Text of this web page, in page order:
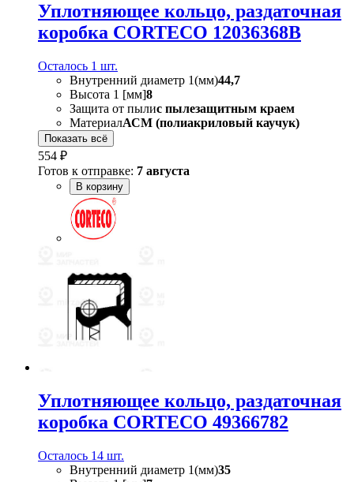
Уплотняющее кольцо, раздаточная
коробка CORTECO 12036368B
Осталось 1 шт.
Внутренний диаметр 1(мм)44,7
Высота 1 [мм]8
Защита от пылис пылезащитным краем
МатериалАСМ (полиакриловый каучук)
Показать всё
554 ₽
Готов к отправке: 7 августа
В корзину
Уплотняющее кольцо, раздаточная
коробка CORTECO 49366782
Осталось 14 шт.
Внутренний диаметр 1(мм)35